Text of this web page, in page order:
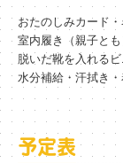
おたのしみカード
室内履き（親子とも
脱いだ靴を入れる
水分補給・汗拭き
予定表